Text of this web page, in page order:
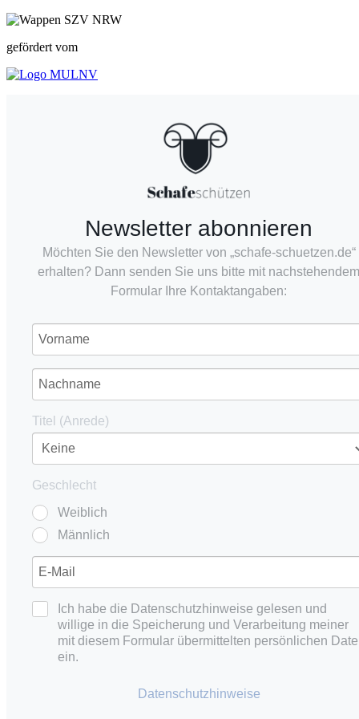
gefördert vom
Newsletter abonnieren
Möchten Sie den Newsletter von „schafe-schuetzen.de“
erhalten? Dann senden Sie uns bitte mit nachstehendem
Formular Ihre Kontaktangaben:
Titel (Anrede)
Geschlecht
Weiblich
Männlich
Ich habe die Datenschutzhinweise gelesen und
willige in die Speicherung und Verarbeitung meiner
mit diesem Formular übermittelten persönlichen
ein.
Datenschutzhinweise